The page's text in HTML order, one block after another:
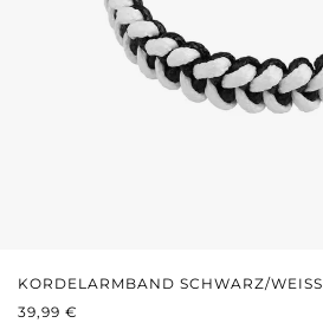
KORDELARMBAND SCHWARZ/WEISS
REGULÄRER PREIS:
39,99 €